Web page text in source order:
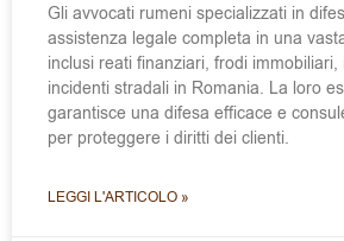
Gli avvocati rumeni specializzati in
assistenza legale completa in una
inclusi reati finanziari, frodi
incidenti stradali in Romania. La loro
garantisce una difesa efficace e
per proteggere i diritti dei clienti.
LEGGI L'ARTICOLO »